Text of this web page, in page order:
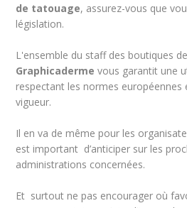
de tatouage, assurez-vous que
législation.
L'ensemble du staff des boutiques
Graphicaderme vous garantit une
respectant les normes européennes
vigueur.
Il en va de même pour les
est important d’anticiper sur les
administrations concernées.
Et surtout ne pas encourager où